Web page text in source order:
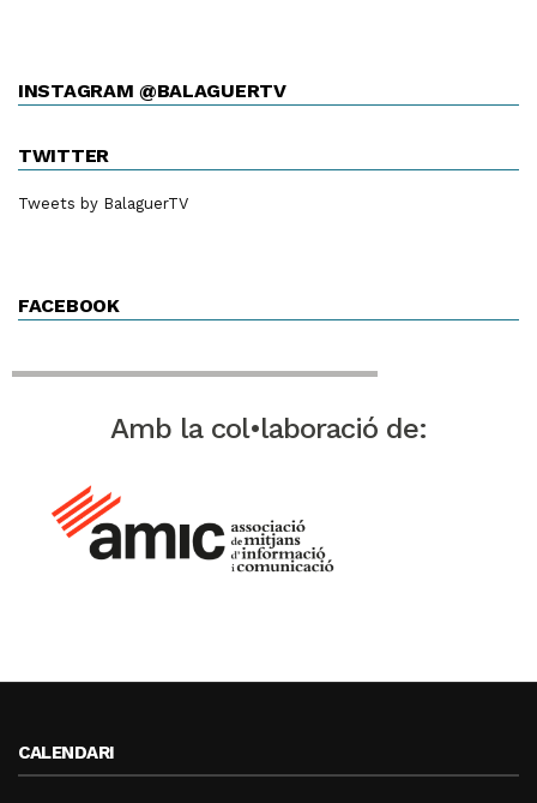
INSTAGRAM @BALAGUERTV
TWITTER
Tweets by BalaguerTV
FACEBOOK
Amb la col•laboració de:
CALENDARI